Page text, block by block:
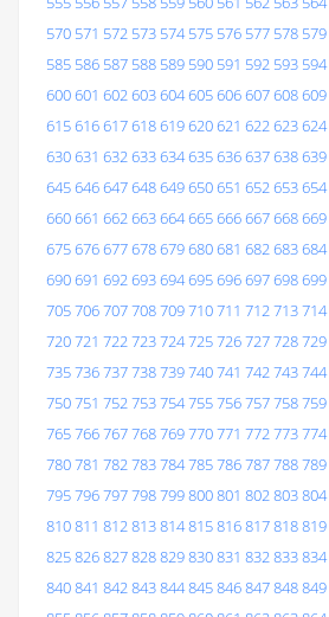
570 571 572 573 574 575 576 577 578 579
585 586 587 588 589 590 591 592 593 594
600601 602603604605606607608609
615616617618619620621 622623624
630631 632633634635636637638639
645646647648649650651 652653654
660661 662663664665666667668669
675676677678679680681 682683684
690691 692693694695696697698699
705706707708709710711 712713714
720721 722723724725726727728729
735736737738739740741 742743744
750751 752753754755756757758759
765766767768769770771 772773774
780781 782783784785786787788789
795796797798799800801 802803804
810811 812813814815816817818819
825826827828829830831 832833834
840841 842843844845846847848849